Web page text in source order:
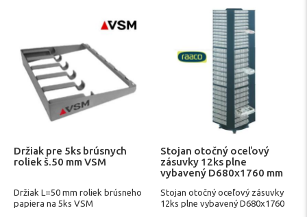
Držiak pre 5ks brúsnych
roliek š.50 mm VSM
Držiak L=50 mm roliek brúsneho
papiera na 5ks VSM
Stojan otočný oceľový
zásuvky 12ks plne
vybavený D680x1760 mm
Stojan otočný oceľový zásuvky
12ks plne vybavený D680x1760